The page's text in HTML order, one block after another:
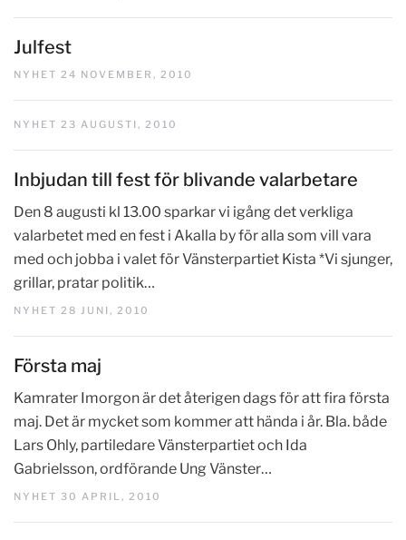
Julfest
NYHET 24 NOVEMBER, 2010
NYHET 23 AUGUSTI, 2010
Inbjudan till fest för blivande valarbetare
Den 8 augusti kl 13.00 sparkar vi igång det verkliga
valarbetet med en fest i Akalla by för alla som vill vara
med och jobba i valet för Vänsterpartiet Kista *Vi sjunger,
grillar, pratar politik…
NYHET 28 JUNI, 2010
Första maj
Kamrater Imorgon är det återigen dags för att fira första
maj. Det är mycket som kommer att hända i år. Bla. både
Lars Ohly, partiledare Vänsterpartiet och Ida
Gabrielsson, ordförande Ung Vänster…
NYHET 30 APRIL, 2010